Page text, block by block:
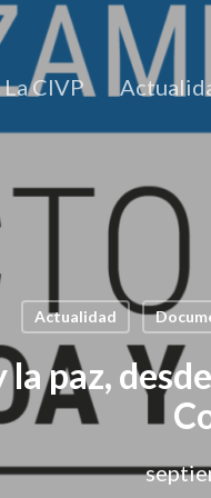
La CIVP
Actualidad
la paz,